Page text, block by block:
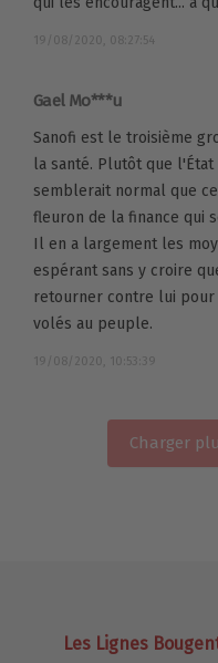
19/08/2020, 08:27:54
Gael Mo***u
Sanofi est le troisième
la santé. Plutôt que
semblerait normal que
fleuron de la finance qui
Il en a largement les
espérant sans y croire
retourner contre lui
volés au peuple.
19/08/2020, 10:53:39
Charger
Les Lignes